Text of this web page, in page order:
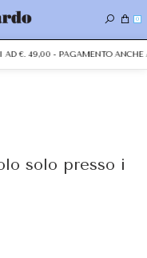
0
€. 49,00 - PAGAMENTO ANCHE
solo presso i